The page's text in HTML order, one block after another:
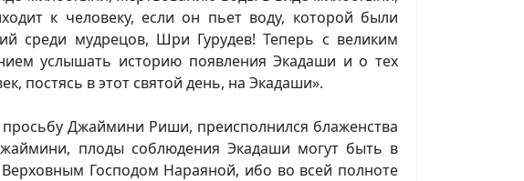
к человеку, если он пьет воду, которой были
среди мудрецов, Шри Гурудев! Теперь с великим
услышать историю появления Экадаши и о тех
постясь в этот святой день, на Экадаши».
Джаймини Риши, преисполнился блаженства
плоды соблюдения Экадаши могут быть в
Господом Нараяной, ибо во всей полноте